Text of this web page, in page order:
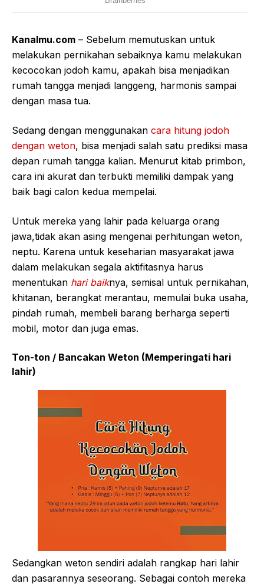
Kanalmu.com – Sebelum memutuskan untuk
melakukan pernikahan sebaiknya kamu melakukan
kecocokan jodoh kamu, apakah bisa menjadikan
rumah tangga menjadi langgeng, harmonis sampai
dengan masa tua.
Sedang dengan menggunakan cara hitung jodoh
dengan weton, bisa menjadi salah satu prediksi masa
depan rumah tangga kalian. Menurut kitab primbon,
cara ini akurat dan terbukti memiliki dampak yang
baik bagi calon kedua mempelai.
Untuk mereka yang lahir pada keluarga orang
jawa,tidak akan asing mengenai perhitungan weton,
neptu. Karena untuk keseharian masyarakat jawa
dalam melakukan segala aktifitasnya harus
menentukan hari baiknya, semisal untuk pernikahan,
khitanan, berangkat merantau, memulai buka usaha,
pindah rumah, membeli barang berharga seperti
mobil, motor dan juga emas.
Ton-ton / Bancakan Weton (Memperingati hari
lahir)
Sedangkan weton sendiri adalah rangkap hari lahir
dan pasarannya seseorang. Sebagai contoh mereka